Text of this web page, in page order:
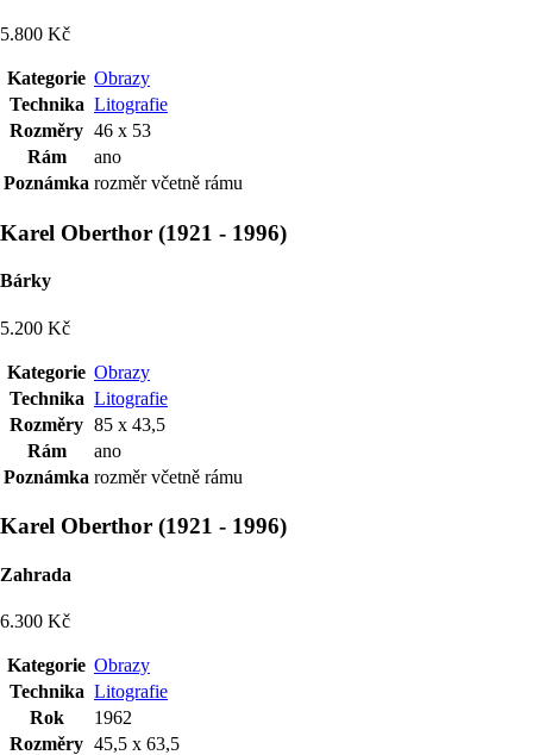
5.800 Kč
Kategorie Obrazy
Technika Litografie
Rozměry 46 x 53
Rám
ano
Poznámka rozměr včetně rámu
Karel Oberthor (1921 - 1996)
Bárky
5.200 Kč
Kategorie Obrazy
Technika Litografie
Rozměry 85 x 43,5
Rám
ano
Poznámka rozměr včetně rámu
Karel Oberthor (1921 - 1996)
Zahrada
6.300 Kč
Kategorie Obrazy
Technika Litografie
Rok
1962
Rozměry 45,5 x 63,5